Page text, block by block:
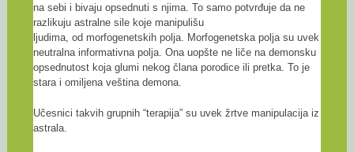
na sebi i bivaju opsednuti s njima. To samo potvrđuje da ne
razlikuju astralne sile koje manipulišu
ljudima, od morfogenetskih polja. Morfogenetska polja su uvek
neutralna informativna polja. Ona uopšte ne liče na demonsku
opsednutost koja glumi nekog člana porodice ili pretka. To je
stara i omiljena veština demona.
Učesnici takvih grupnih “terapija” su uvek žrtve manipulacija iz
astrala.